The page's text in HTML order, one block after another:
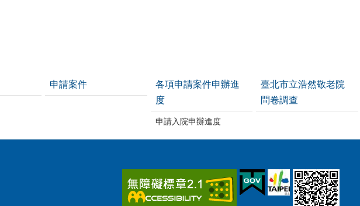
申請案件
各項申請案件申辦進
度
申請入院申辦進度
臺北市立浩然敬老院
問卷調查